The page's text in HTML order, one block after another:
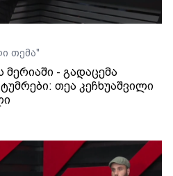
თემა"
- გადაცემა
თეა კეჩხუაშვილი